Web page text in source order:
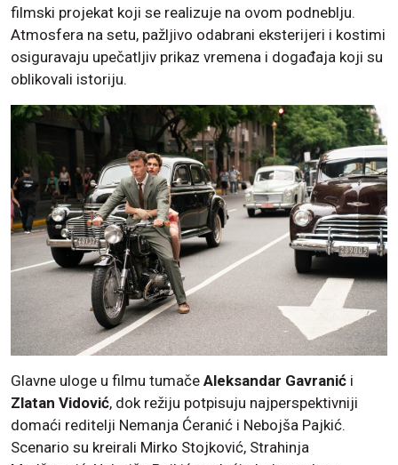
filmski projekat koji se realizuje na ovom podneblju.
Atmosfera na setu, pažljivo odabrani eksterijeri i kostimi
osiguravaju upečatljiv prikaz vremena i događaja koji su
oblikovali istoriju.
Glavne uloge u filmu tumače Aleksandar Gavranić i
Zlatan Vidović, dok režiju potpisuju najperspektivniji
domaći reditelji Nemanja Ćeranić i Nebojša Pajkić.
Scenario su kreirali Mirko Stojković, Strahinja